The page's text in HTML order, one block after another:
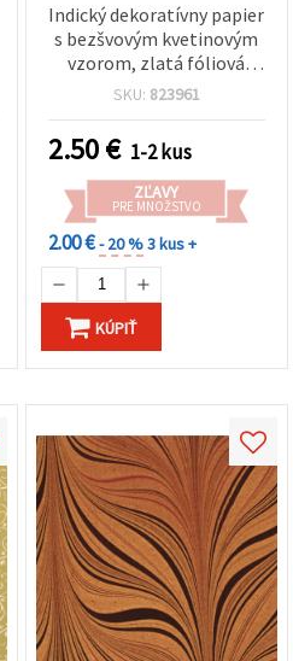
Indický dekoratívny papier
s bezšvovým kvetinovým
vzorom, zlatá fóliová
potlač, 120 g/m², 56 x 76
cardmaking, dekupáž a
tvorenie (HP33)
SKU: 823961
2.50€ 1-2 kus
ZĽAVY
PRE MNOŽSTVO
2.00 €- 20 %3 kus +
KÚPIŤ